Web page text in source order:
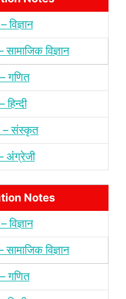
विज्ञान
गणित
– संस्‍कृत
अंंग्रेजी
Notes
विज्ञान
गणित